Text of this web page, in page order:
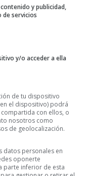
y publicidad,
de servicios
y/o acceder a ella
de tu dispositivo
el dispositivo) podrá
con ellos, o
nosotros como
de geolocalización.
datos personales en
oponerte
parte inferior de esta